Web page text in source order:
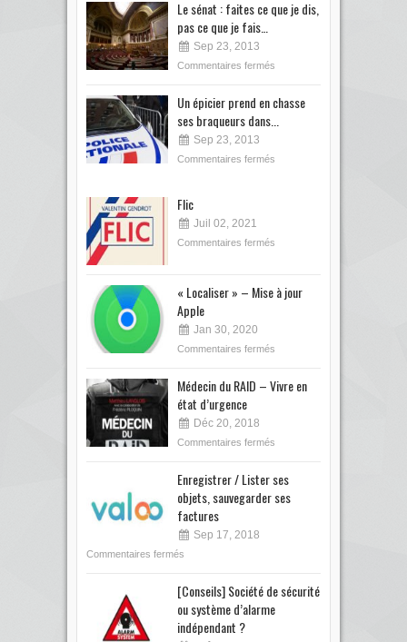
Le sénat : faites ce que je dis,
pas ce que je fais…
Sep 23, 2013
Commentaires fermés
Un épicier prend en chasse
ses braqueurs dans...
Sep 23, 2013
Commentaires fermés
Flic
Juil 02, 2021
Commentaires fermés
« Localiser » – Mise à jour
Apple
Jan 30, 2020
Commentaires fermés
Médecin du RAID – Vivre en
état d’urgence
Déc 20, 2018
Commentaires fermés
Enregistrer / Lister ses
objets, sauvegarder ses
factures
Sep 17, 2018
Commentaires fermés
[Conseils] Société de sécurité
ou système d’alarme
indépendant ?